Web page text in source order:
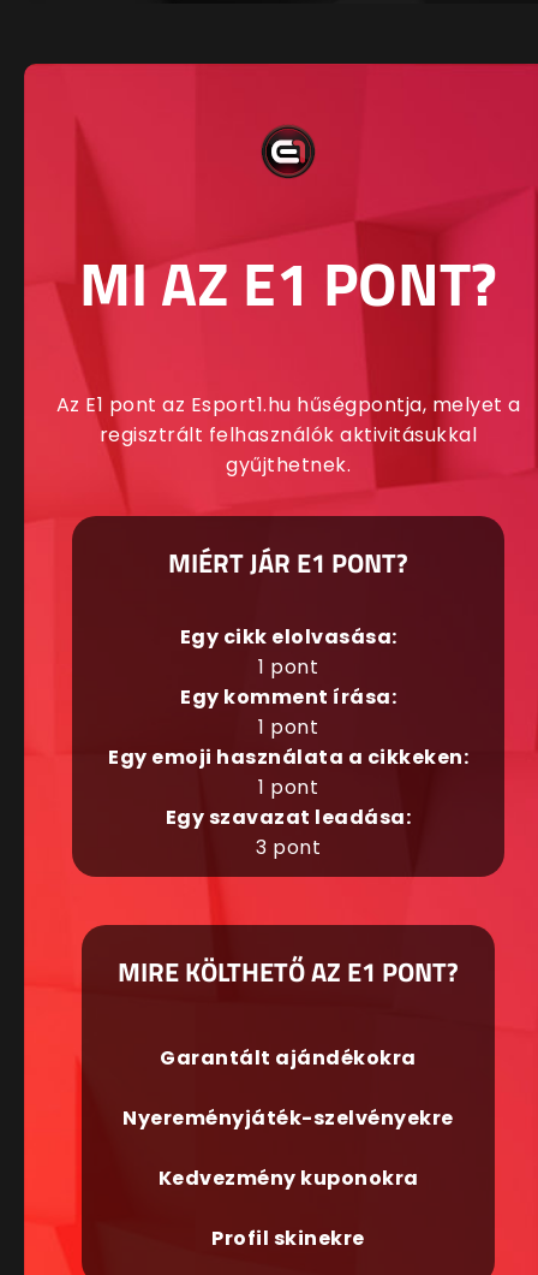
MI AZ E1 PONT?
Az E1 pont az Esport1.hu hűségpontja, melyet a
regisztrált felhasználók aktivitásukkal
gyűjthetnek.
MIÉRT JÁR E1 PONT?
Egy cikk elolvasása:
1 pont
Egy komment írása:
1 pont
Egy emoji használata a cikkeken:
1 pont
Egy szavazat leadása:
3 pont
MIRE KÖLTHETŐ AZ E1 PONT?
Garantált ajándékokra
Nyereményjáték-szelvényekre
Kedvezmény kuponokra
Profil skinekre